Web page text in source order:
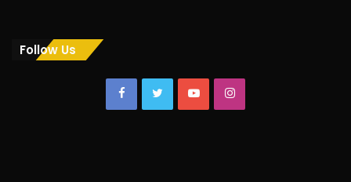
Follow Us
FacebookTwitterYouTubeInstagram